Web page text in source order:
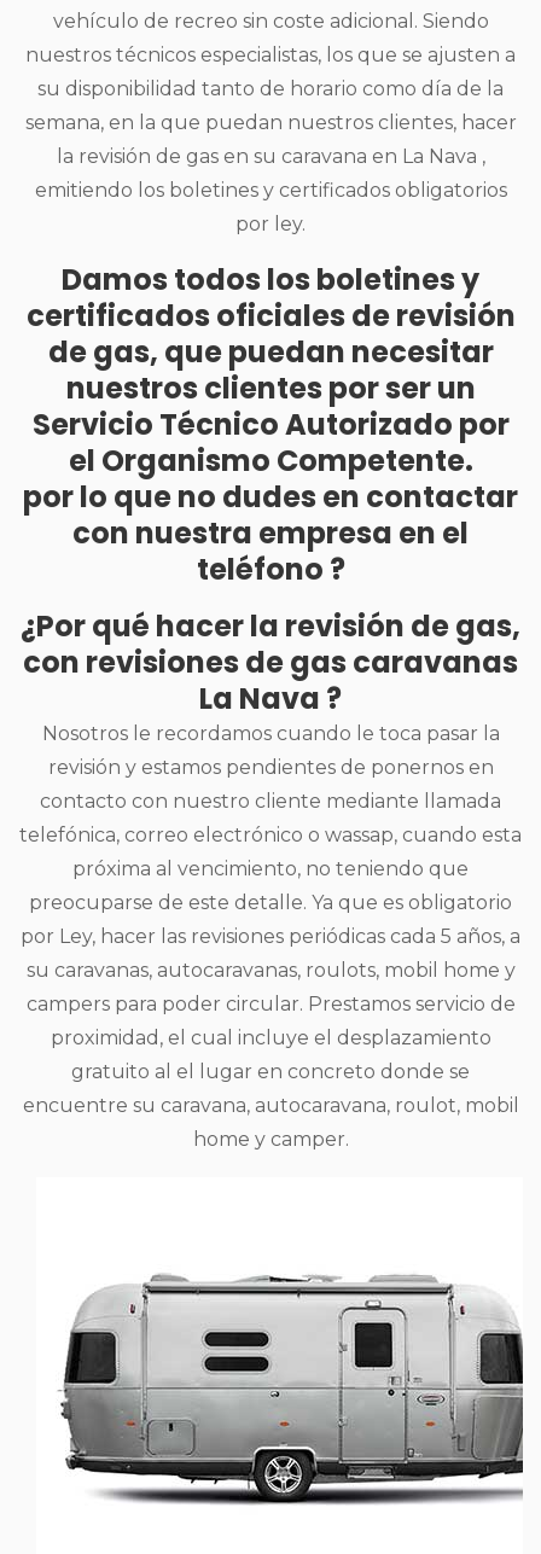
vehículo de recreo sin coste adicional. Siendo
nuestros técnicos especialistas, los que se ajusten a
su disponibilidad tanto de horario como día de la
semana, en la que puedan nuestros clientes, hacer
la revisión de gas en su caravana en La Nava ,
emitiendo los boletines y certificados obligatorios
por ley.
Damos todos los boletines y
certificados oficiales de revisión
de gas, que puedan necesitar
nuestros clientes por ser un
Servicio Técnico Autorizado por
el Organismo Competente.
por lo que no dudes en contactar
con nuestra empresa en el
teléfono ?
¿Por qué hacer la revisión de gas,
con revisiones de gas caravanas
La Nava ?
Nosotros le recordamos cuando le toca pasar la
revisión y estamos pendientes de ponernos en
contacto con nuestro cliente mediante llamada
telefónica, correo electrónico o wassap, cuando esta
próxima al vencimiento, no teniendo que
preocuparse de este detalle. Ya que es obligatorio
por Ley, hacer las revisiones periódicas cada 5 años, a
su caravanas, autocaravanas, roulots, mobil home y
campers para poder circular. Prestamos servicio de
proximidad, el cual incluye el desplazamiento
gratuito al el lugar en concreto donde se
encuentre su caravana, autocaravana, roulot, mobil
home y camper.